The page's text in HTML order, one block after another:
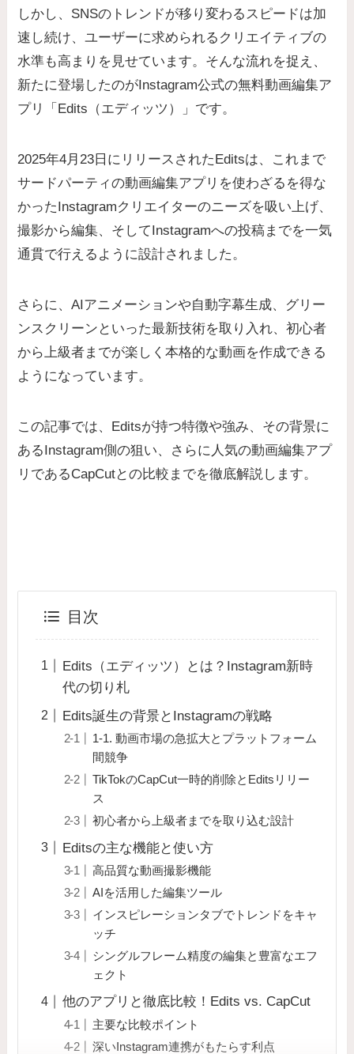
しかし、SNSのトレンドが移り変わるスピードは加
速し続け、ユーザーに求められるクリエイティブの
水準も高まりを見せています。そんな流れを捉え、
新たに登場したのがInstagram公式の無料動画編集ア
プリ
「Edits（エディッツ）」 です。
2025年4月23日にリリースされたEditsは、これまで
サードパーティの動画編集アプリを使わざるを得な
かったInstagramクリエイターのニーズを吸い上げ、
撮影から編集、そしてInstagramへの投稿までを一気
通貫で行えるように設計されました。
さらに、AIアニメーションや自動字幕生成、グリー
ンスクリーンといった最新技術を取り入れ、初心者
から上級者までが楽しく本格的な動画を作成できる
ようになっています。
この記事では、Editsが持つ特徴や強み、その背景に
あるInstagram側の狙い、さらに人気の動画編集アプ
リであるCapCutとの比較までを徹底解説します。
目次
Edits（エディッツ）とは？Instagram新時
代の切り札
Edits誕生の背景とInstagramの戦略
1-1. 動画市場の急拡大とプラットフォーム
間競争
TikTokのCapCut一時的削除とEditsリリー
ス
初心者から上級者までを取り込む設計
Editsの主な機能と使い方
高品質な動画撮影機能
AIを活用した編集ツール
インスピレーションタブでトレンドをキャ
ッチ
シングルフレーム精度の編集と豊富なエフ
ェクト
他のアプリと徹底比較！Edits vs. CapCut
主要な比較ポイント
深いInstagram連携がもたらす利点